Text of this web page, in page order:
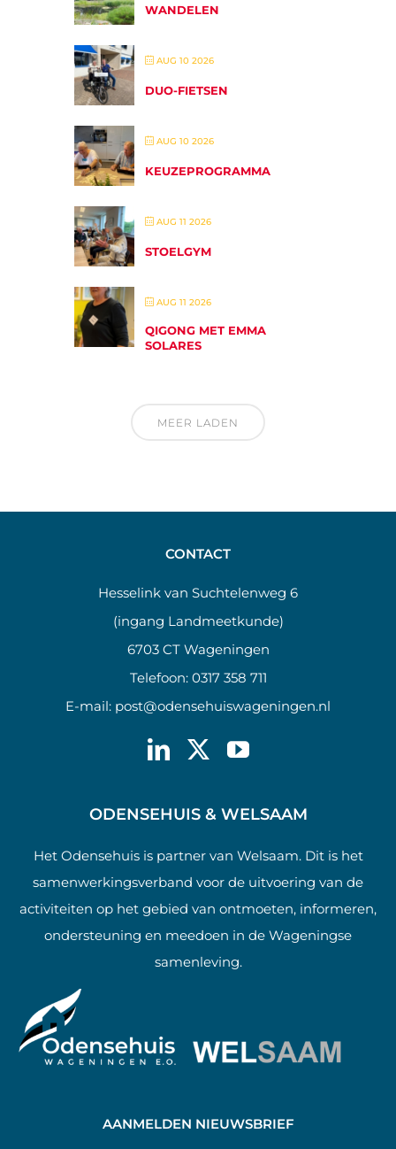
WANDELEN
AUG 10 2026
DUO-FIETSEN
AUG 10 2026
KEUZEPROGRAMMA
AUG 11 2026
STOELGYM
AUG 11 2026
QIGONG MET EMMA
SOLARES
MEER LADEN
CONTACT
Hesselink van Suchtelenweg 6
(ingang Landmeetkunde)
6703 CT Wageningen
Telefoon: 0317 358 711
E-mail: post@odensehuiswageningen.nl
ODENSEHUIS & WELSAAM
Het Odensehuis is partner van Welsaam. Dit is het
samenwerkingsverband voor de uitvoering van de
activiteiten op het gebied van ontmoeten, informeren,
ondersteuning en meedoen in de Wageningse
samenleving.
AANMELDEN NIEUWSBRIEF